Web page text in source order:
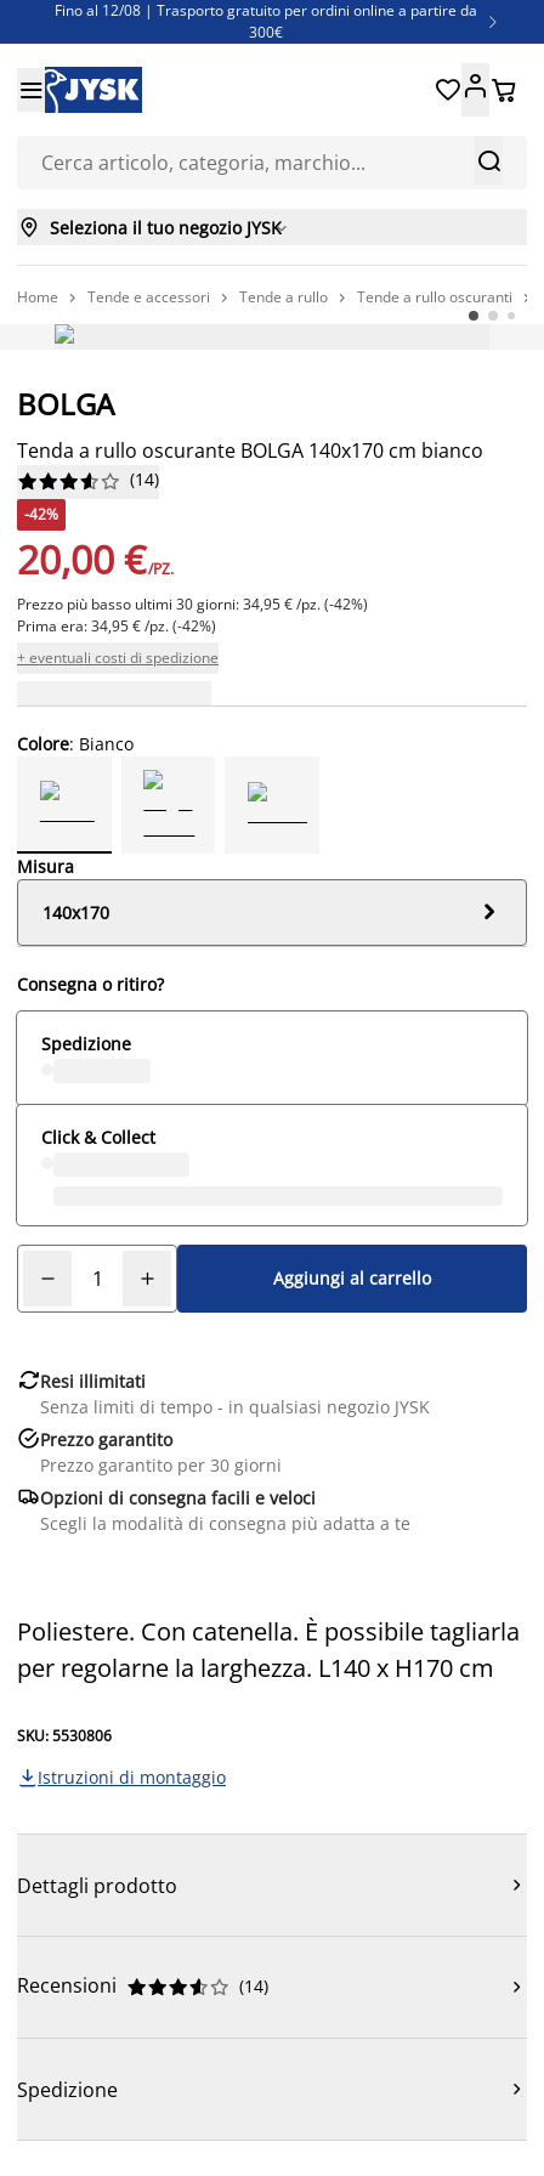
Fino al 12/08 | Trasporto gratuito per ordini online a partire da
300€

Super offerte d'estate | Oltre 1.500 articoli fino al 70%
Finanziamenti - Scegli il piano di rimborso più adatto a te


 
 Seleziona il tuo negozio JYSK
Home  Tende e accessori  Tende a rullo  Tende a rullo oscuranti 
BOLGA
Tenda a rullo oscurante BOLGA 140x170 cm bianco





 (14)
-42%
20,00 €/PZ.
Prezzo più basso ultimi 30 giorni: 34,95 € /pz. (-42%)
Prima era: 34,95 € /pz. (-42%)
+ eventuali costi di spedizione
Colore: Bianco
Misura
140x170

Consegna o ritiro?
Spedizione
Click & Collect
Aggiungi al carrello
Resi illimitati
Senza limiti di tempo - in qualsiasi negozio JYSK
Prezzo garantito
Prezzo garantito per 30 giorni
Opzioni di consegna facili e veloci
Scegli la modalità di consegna più adatta a te
Poliestere. Con catenella. È possibile tagliarla
per regolarne la larghezza. L140 x H170 cm
SKU: 5530806
 Istruzioni di montaggio
Dettagli prodotto 
Recensioni 




 (14) 
Spedizione 